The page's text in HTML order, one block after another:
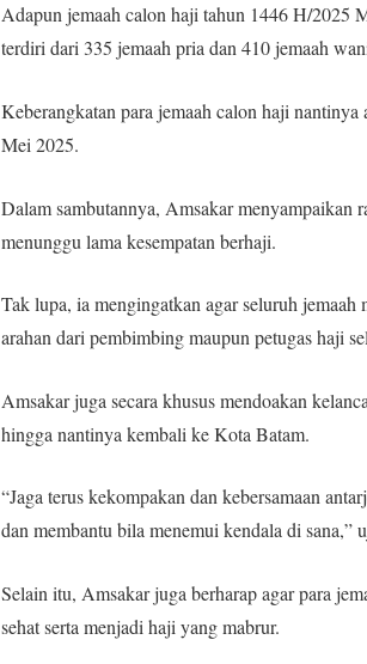
Adapun jemaah calon haji tahun 1446 H/2025
terdiri dari 335 jemaah pria dan 410 jemaah
Keberangkatan para jemaah calon haji
Mei 2025.
Dalam sambutannya, Amsakar menyampaikan
menunggu lama kesempatan berhaji.
Tak lupa, ia mengingatkan agar seluruh jemaah
arahan dari pembimbing maupun petugas haji
Amsakar juga secara khusus mendoakan
hingga nantinya kembali ke Kota Batam.
“Jaga terus kekompakan dan kebersamaan
dan membantu bila menemui kendala di sana,”
Selain itu, Amsakar juga berharap agar para
sehat serta menjadi haji yang mabrur.